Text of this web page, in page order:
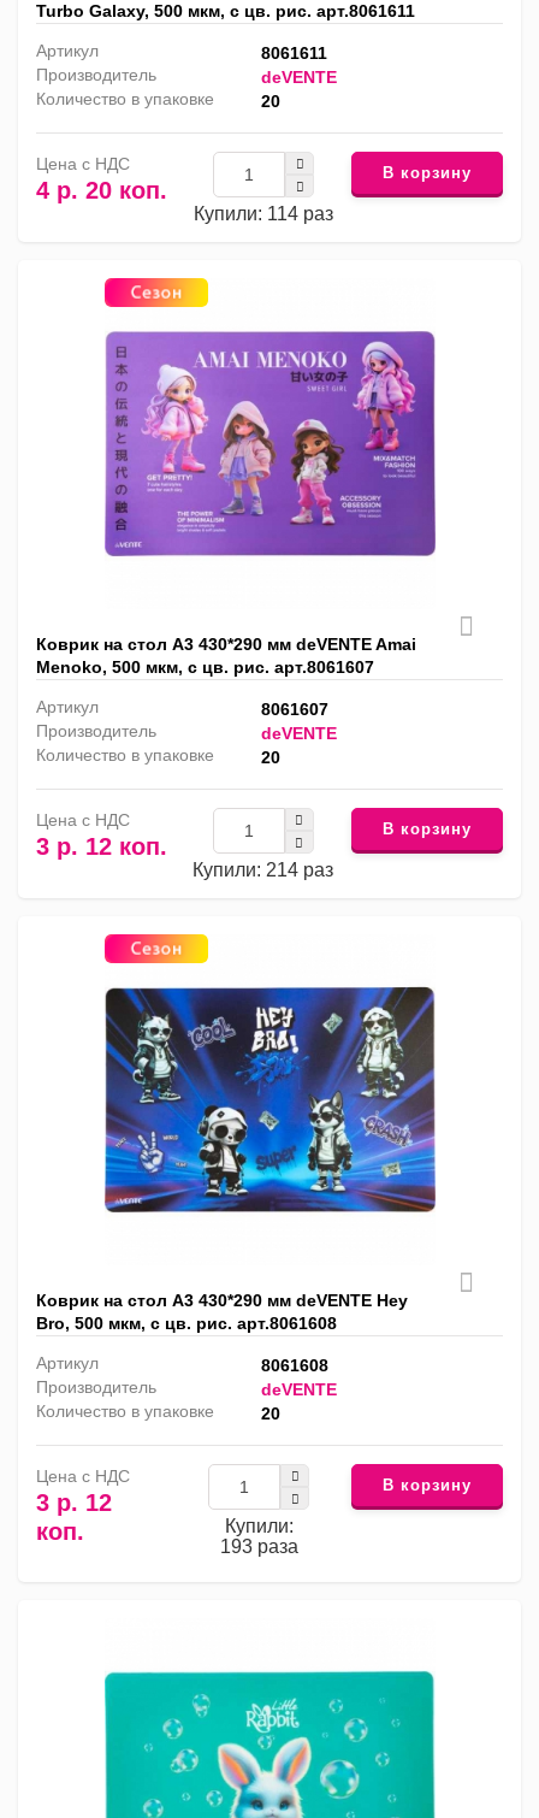
Turbo Galaxy, 500 мкм, с цв. рис. арт.8061611
Артикул
8061611
Производитель
deVENTE
Количество в упаковке
20
Цена с НДС
4 р. 20 коп.
Купили: 114 раз
В корзину
Коврик на стол А3 430*290 мм deVENTE Amai
Menoko, 500 мкм, с цв. рис. арт.8061607
Артикул
8061607
Производитель
deVENTE
Количество в упаковке
20
Цена с НДС
3 р. 12 коп.
Купили: 214 раз
В корзину
Коврик на стол А3 430*290 мм deVENTE Hey
Bro, 500 мкм, с цв. рис. арт.8061608
Артикул
8061608
Производитель
deVENTE
Количество в упаковке
20
Цена с НДС
3 р. 12
коп.
Купили:
193 раза
В корзину